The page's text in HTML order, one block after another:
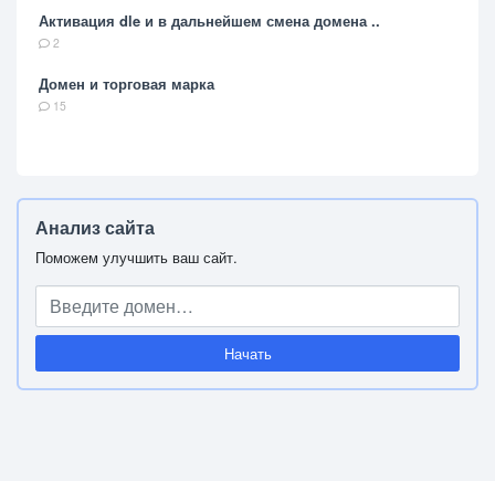
Активация dle и в дальнейшем смена домена ..
2
Домен и торговая марка
15
Анализ сайта
Поможем улучшить ваш сайт.
Начать